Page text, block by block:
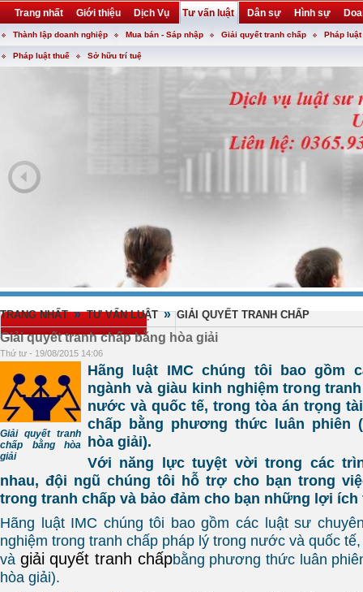
Trang nhất Giới thiệu Dịch Vụ Tư vấn luật Dân sự Hình sự
Khuyến mại Liên hệ forum utility
Thành lập doanh nghiệp Mua bán - Sáp nhập Giải quyết tranh chấp Pháp
Pháp luật thuế Sở hữu trí tuệ
TRANG NHẤT » TƯ VẤN LUẬT » GIẢI QUYẾT TRANH CHẤP
Giải quyết tranh chấp bằng hòa giải
Thứ tư - 19/08/2015 14:06
Giải quyết tranh
chấp bằng hòa
giải
Hãng luật IMC chúng tôi bao gồm
ngành và giàu kinh nghiệm trong
nước và quốc tế, trong tòa án trọng
chấp bằng phương thức luân phiên
hòa giải).
Với năng lực tuyệt vời trong các
nhau, đội ngũ chúng tôi hỗ trợ cho bạn trong
trong tranh chấp và bảo đảm cho bạn những lợi ích
Hãng luật IMC chúng tôi bao gồm các luật sư
nghiệm trong tranh chấp pháp lý trong nước và quốc
và giải quyết tranh chấpbằng phương thức luân
hòa giải).